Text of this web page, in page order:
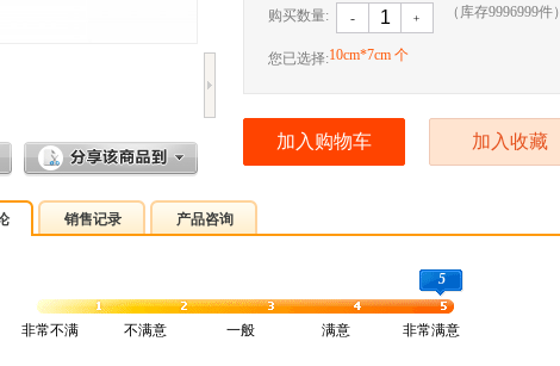
购买数量: - ﹢ （库存9996999件）
您已选择:10cm*7cm 个
加入购物车 加入收藏
销售记录 产品咨询
5
非常不满 不满意 一般 满意 非常满意